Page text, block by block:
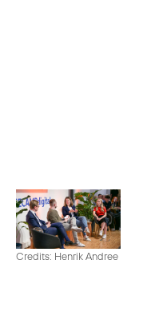
Credits: Henrik Andree